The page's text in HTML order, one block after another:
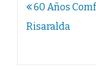
Navegación
de
60 Años
Risaralda